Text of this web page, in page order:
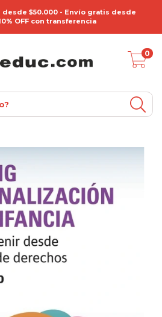
desde $50.000 - Envío gratis desde
OFF con transferencia
0